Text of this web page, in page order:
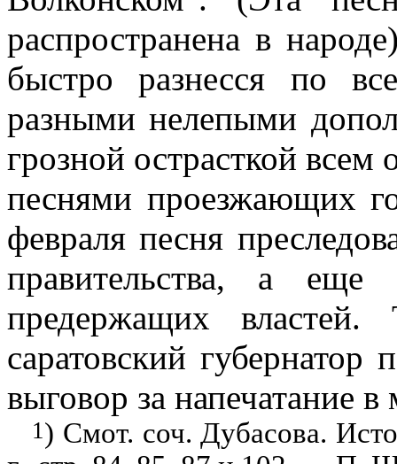
распространена в
быстро разнесся по
разными нелепыми
грозной острасткой
песнями проезжающих
февраля песня
правительства, а
предержащих
саратовский губернатор
выговор за напечатание
1) Смот. соч. Дубасова.